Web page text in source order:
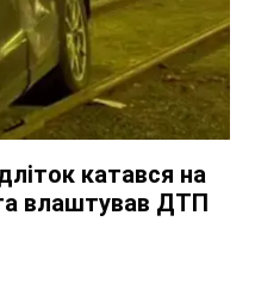
катався на
влаштував ДТП